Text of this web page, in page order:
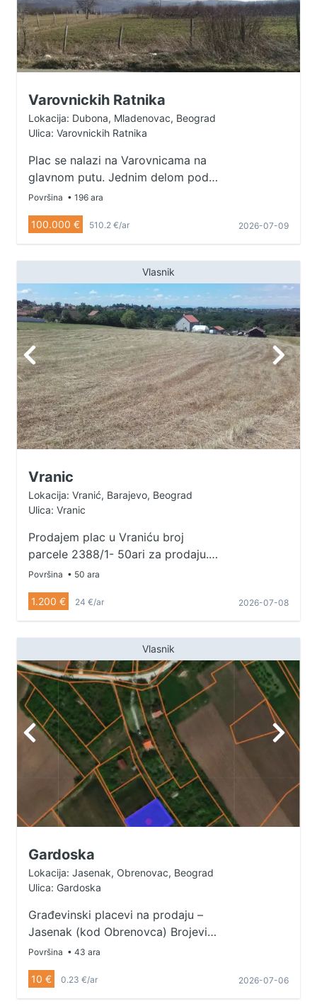
Varovnickih Ratnika
Lokacija: Dubona, Mladenovac, Beograd
Ulica: Varovnickih Ratnika
Plac se nalazi na Varovnicama na
glavnom putu. Jednim delom pod
zasadom breskve. Struja do samog
062/299-262
Površina • 196 ara
100.000 € 510.2 €/ar 2026-07-09
Vlasnik
Vranic
Lokacija: Vranić, Barajevo, Beograd
Ulica: Vranic
Prodajem plac u Vraniću broj
parcele 2388/1- 50ari za prodaju.
Poljoprivredna zona,moguća
domacinstvo. Cena 1200E/AR.
Kontakt: 0613096606
Površina • 50 ara
1.200 € 24 €/ar 2026-07-08
Vlasnik
Gardoska
Lokacija: Jasenak, Obrenovac, Beograd
Ulica: Gardoska
Građevinski placevi na prodaju –
Jasenak (kod Obrenovca) Brojevi
parcela: 324/5, 326, 327
za investiciju! U ponudi su
urbanizovani građevinski placevi
Površina • 43 ara
10 € 0.23 €/ar 2026-07-06